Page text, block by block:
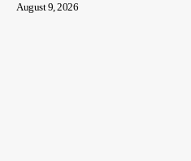
August 9, 2026